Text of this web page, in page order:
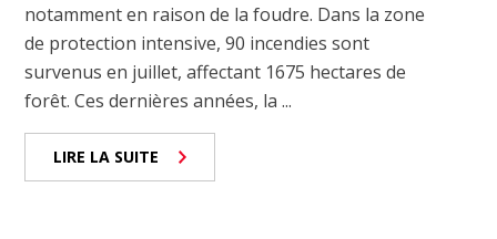
notamment en raison de la foudre. Dans la zone
de protection intensive, 90 incendies sont
survenus en juillet, affectant 1675 hectares de
forêt. Ces dernières années, la ...
LIRE LA SUITE